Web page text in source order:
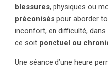
blessures, physiques ou
préconisés pour aborder
inconfort, en difficulté,
ce soit ponctuel ou
Une séance d’une heure